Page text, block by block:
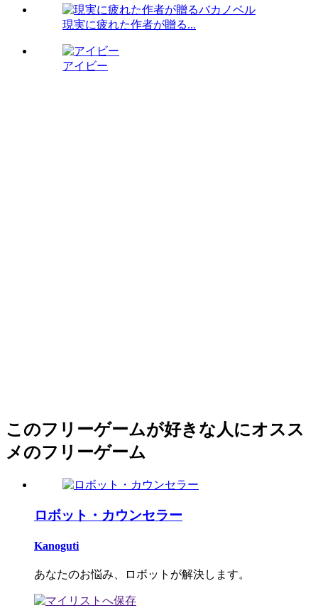
現実に疲れた作者が贈る...
アイビー
このフリーゲームが好きな人にオスス
メのフリーゲーム
ロボット・カウンセラー
Kanoguti
あなたのお悩み、ロボットが解決します。